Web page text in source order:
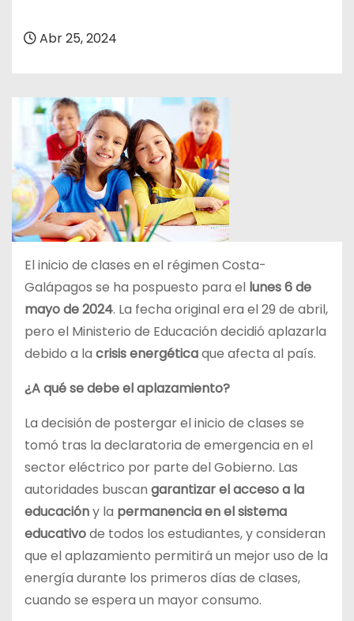
Abr 25, 2024
El inicio de clases en el régimen Costa-
Galápagos se ha pospuesto para el lunes 6 de
mayo de 2024. La fecha original era el 29 de abril,
pero el Ministerio de Educación decidió aplazarla
debido a la crisis energéticaque afecta al país.
¿A qué se debe el aplazamiento?
La decisión de postergar el inicio de clases se
tomó tras la declaratoria de emergencia en el
sector eléctrico por parte del Gobierno. Las
autoridades buscan garantizar el acceso a la
educacióny la permanencia en el sistema
educativode todos los estudiantes, y consideran
que el aplazamiento permitirá un mejor uso de la
energía durante los primeros días de clases,
cuando se espera un mayor consumo.